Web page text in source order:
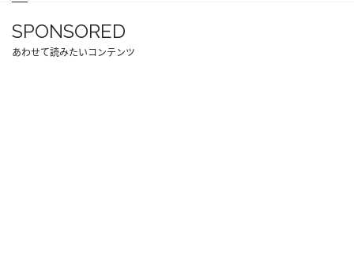
SPONSORED
あわせて読みたいコンテンツ